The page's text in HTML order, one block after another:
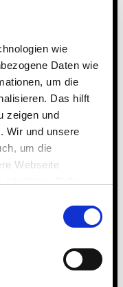
wie
Daten wie
um die
Das hilft
zeigen und
Wir und unsere
um die
Webseite